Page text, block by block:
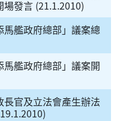
發言 (21.1.2010)
艦政府總部」議案總
艦政府總部」議案開
官及立法會產生辦法